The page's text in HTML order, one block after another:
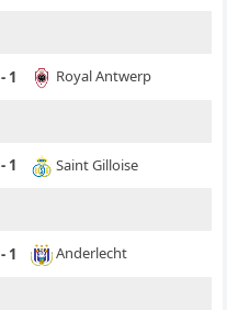
1 Royal Antwerp
1 Saint Gilloise
1 Anderlecht